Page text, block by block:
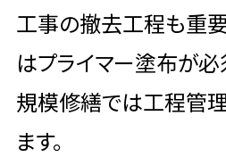
工事の撤去工程も重
はプライマー塗布が必
規模修繕では工程管
ます。